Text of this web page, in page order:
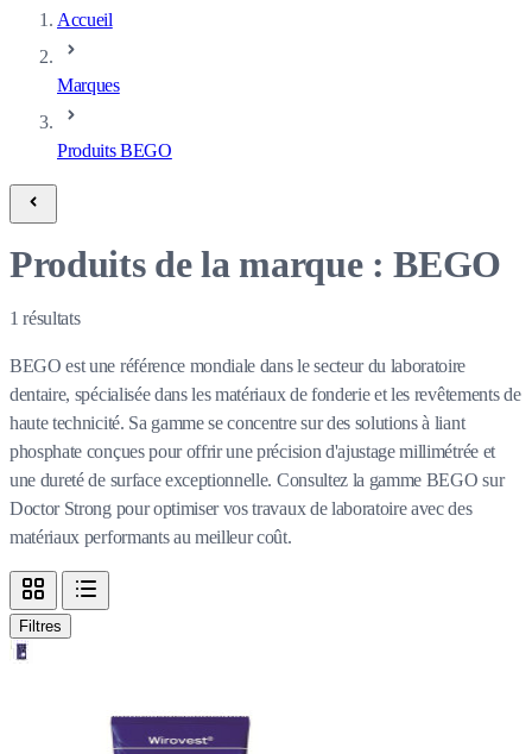
Accueil
Marques
Produits BEGO
Produits de la marque : BEGO
1résultats
BEGO est une référence mondiale dans le secteur du laboratoire
dentaire, spécialisée dans les matériaux de fonderie et les revêtements de
haute technicité. Sa gamme se concentre sur des solutions à liant
phosphate conçues pour offrir une précision d'ajustage millimétrée et
une dureté de surface exceptionnelle. Consultez la gamme BEGO sur
Doctor Strong pour optimiser vos travaux de laboratoire avec des
matériaux performants au meilleur coût.
Filtres